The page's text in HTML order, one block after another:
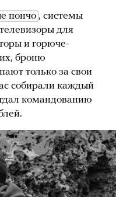
пончо , системы
для
и горюче-
броню
только за свои
собирали каждый
командованию